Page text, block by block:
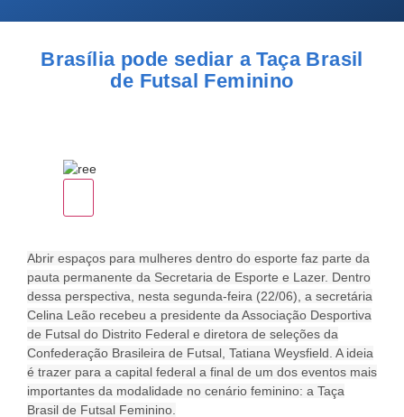
Brasília pode sediar a Taça Brasil
de Futsal Feminino
Abrir espaços para mulheres dentro do esporte faz parte da
pauta permanente da Secretaria de Esporte e Lazer. Dentro
dessa perspectiva, nesta segunda-feira (22/06), a secretária
Celina Leão recebeu a presidente da Associação Desportiva
de Futsal do Distrito Federal e diretora de seleções da
Confederação Brasileira de Futsal, Tatiana Weysfield. A ideia
é trazer para a capital federal a final de um dos eventos mais
importantes da modalidade no cenário feminino: a Taça
Brasil de Futsal Feminino.